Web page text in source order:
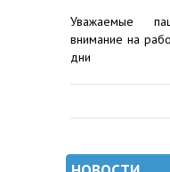
Уважаемые
внимание на
дни